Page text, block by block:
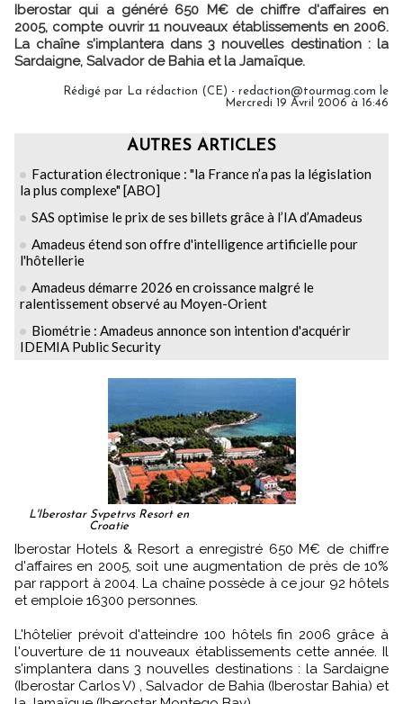
Iberostar qui a généré 650 M€ de chiffre d'affaires en
2005, compte ouvrir 11 nouveaux établissements en 2006.
La chaîne s'implantera dans 3 nouvelles destination : la
Sardaigne, Salvador de Bahia et la Jamaïque.
Rédigé par La rédaction (CE) - redaction@tourmag.com le
Mercredi 19 Avril 2006 à 16:46
AUTRES ARTICLES
Facturation électronique : "la France n’a pas la législation
la plus complexe" [ABO]
SAS optimise le prix de ses billets grâce à l’IA d’Amadeus
Amadeus étend son offre d'intelligence artificielle pour
l'hôtellerie
Amadeus démarre 2026 en croissance malgré le
ralentissement observé au Moyen-Orient
Biométrie : Amadeus annonce son intention d'acquérir
IDEMIA Public Security
L'Iberostar Svpetrvs Resort en
Croatie
Iberostar Hotels & Resort a enregistré 650 M€ de chiffre
d'affaires en 2005, soit une augmentation de près de 10%
par rapport à 2004. La chaîne possède à ce jour 92 hôtels
et emploie 16300 personnes.
L'hôtelier prévoit d'atteindre 100 hôtels fin 2006 grâce à
l'ouverture de 11 nouveaux établissements cette année. Il
s'implantera dans 3 nouvelles destinations : la Sardaigne
(Iberostar Carlos V) , Salvador de Bahia (Iberostar Bahia) et